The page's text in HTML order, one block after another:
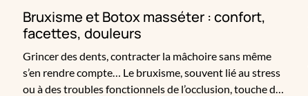
Bruxisme et Botox masséter : confort,
facettes, douleurs
Grincer des dents, contracter la mâchoire sans même
s’en rendre compte… Le bruxisme, souvent lié au stress
ou à des troubles fonctionnels de l’occlusion, touche de